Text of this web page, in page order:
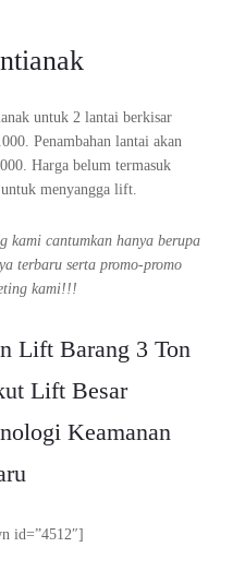
untuk 2 lantai berkisar
Penambahan lantai akan
Harga belum termasuk
menyangga lift.
kami cantumkan hanya berupa
terbaru serta promo-promo
kami!!!
Lift Barang 3 Ton
Lift Besar
Keamanan
id=”4512″]